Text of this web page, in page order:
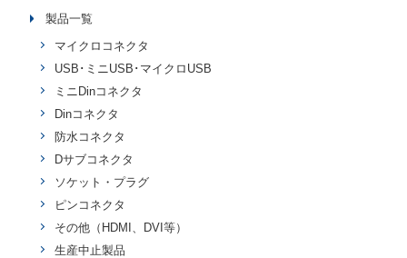
製品一覧
マイクロコネクタ
USB･ミニUSB･マイクロUSB
ミニDinコネクタ
Dinコネクタ
防水コネクタ
Dサブコネクタ
ソケット・プラグ
ピンコネクタ
その他（HDMI、DVI等）
生産中止製品